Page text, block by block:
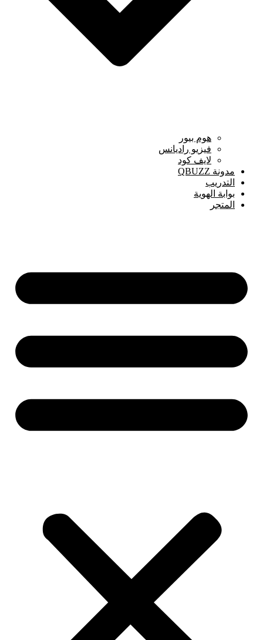
هوم بيور
فيزيو راديانس
لايف كود
مدونة QBUZZ
التدريب
بوابة الهوية
المتجر